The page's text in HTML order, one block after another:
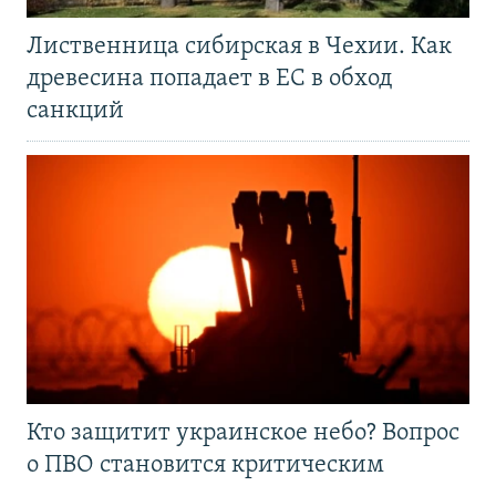
Лиственница сибирская в Чехии. Как
древесина попадает в ЕС в обход
санкций
Кто защитит украинское небо? Вопрос
о ПВО становится критическим